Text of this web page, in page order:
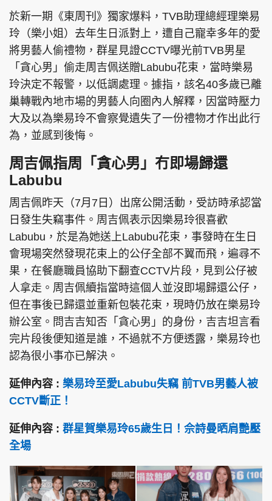
東周刊 cazbuyer 東Touch
PCM 電腦廣場 星島頭條 星島日報
頭條日報 星島環球 The Standard
親子王 Oh!爸媽 JobMarket
頭條搵工 EDUPLUS
關於我們
聯絡我們
隱私政策聲明
使用條款
Copyright © 東周網 版權所有 . 不得轉載
於新一期《東周刊》獨家爆料，TVB助理總經理樂易
玲（樂小姐）去年生日派對上，遭自己寵幸多年的愛
將男藝人偷禮物，群星見證CCTV曝光前TVB男星
「貪心男」偷走周吉佩送贈Labubu花束，當時樂易
玲決定不報警，以低調處理。據指，該名40多歲已離
巢轉戰內地市場的男藝人向圈內人解釋，因當時壓力
大及以為樂易玲不會察覺遺失了一份禮物才作出此行
為，並感到後悔。
周吉佩指周「貪心男」冇即場歸還
Labubu
周吉佩昨天（7月7日）出席公開活動，受訪時承認當
日發生失竊事件。周吉佩表示因樂易玲很喜歡
Labubu，於是為她送上Labubu花束，事發時在生日
會現場突然發現花束上的公仔全部不翼而飛，遍尋不
果，在餐廳職員協助下翻查CCTV片段，見到公仔被
人拿走。周吉佩續指當時這個人並沒即場歸還公仔，
但在事後已歸還並重新包裝花束，現時仍放在樂易玲
辦公室。問吉吉知否「貪心男」的身份，吉吉坦言看
完片段後便知道是誰，不過就不方便透露，樂易玲也
認為很小事亦已解決。
延伸內容 : 樂易玲至愛Labubu失竊 前TVB男藝人被
CCTV斷正！
延伸內容 : 群星賀樂易玲65歲生日！佘詩曼晒肩艷壓
全場